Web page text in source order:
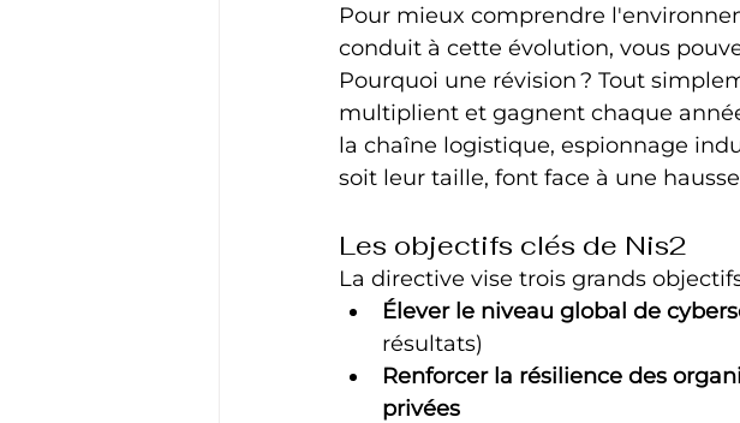
Pour mieux comprendre
conduit à cette évolution, vous
Pourquoi une révision ? Tout
multiplient et gagnent chaque
la chaîne logistique, espionnage
soit leur taille, font face à une
Les objectifs clés de Nis2
La directive vise trois grands objectifs
Élever le niveau global de
résultats)
Renforcer la résilience des
privées